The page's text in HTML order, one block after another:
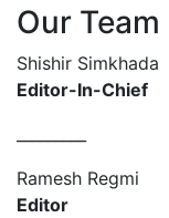
Our Team
Shishir Simkhada
Editor-In-Chief
Ramesh Regmi
Editor